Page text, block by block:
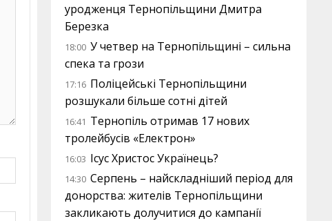
уродженця Тернопільщини Дмитра
Березка
18:00 У четвер на Тернопільщині – сильна
спека та грози
17:16 Поліцейські Тернопільщини
розшукали більше сотні дітей
16:41 Тернопіль отримав 17 нових
тролейбусів «Електрон»
16:03 Ісус Христос Українець?
14:30 Серпень – найскладніший період для
донорства: жителів Тернопільщини
закликають долучитися до кампанії